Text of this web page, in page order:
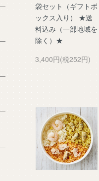
袋セット（ギフトボ
ックス入り） ★送
料込み（一部地域を
除く）★
3,400円(税252円)